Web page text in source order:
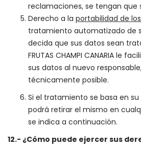
reclamaciones, se tengan que
Derecho a la portabilidad de
tratamiento automatizado de
decida que sus datos sean
FRUTAS CHAMPI CANARIA le
sus datos al nuevo
técnicamente posible.
Si el tratamiento se basa en
podrá retirar el mismo en
se indica a continuación.
12.- ¿Cómo puede ejercer sus